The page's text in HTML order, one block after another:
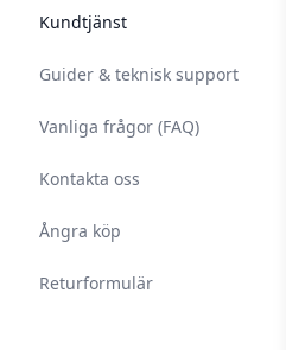
Kundtjänst
Guider & teknisk support
Vanliga frågor (FAQ)
Kontakta oss
Ångra köp
Returformulär